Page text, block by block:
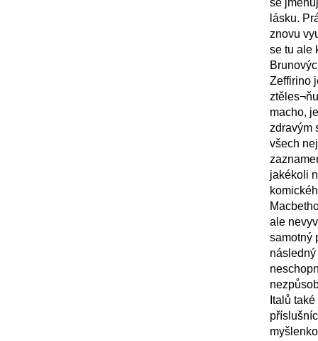
se
lásku.
znovu
se tu ale
Zeffirino
macho,
zdravým
všech
jakékoli
ale
samotný
Italů